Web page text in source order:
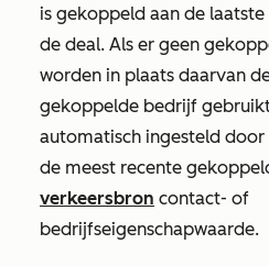
is gekoppeld aan de
de deal. Als er geen
worden in plaats daarvan
gekoppelde bedrijf
automatisch ingesteld door
de meest recente
verkeersbron contact- of
bedrijfseigenschapwaarde.